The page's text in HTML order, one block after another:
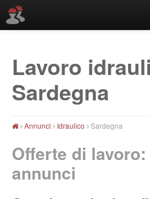
Località
Lavoro
Sardegna
Annunci Idraulico Sardegna
Offerte di lavoro:
annunci